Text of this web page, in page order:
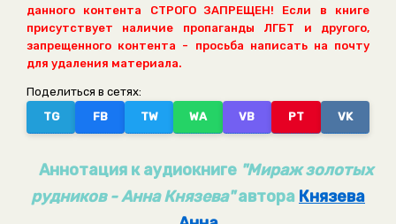
данного контента СТРОГО ЗАПРЕЩЕН! Если в книге
присутствует наличие пропаганды ЛГБТ и другого,
запрещенного контента - просьба написать на почту
для удаления материала.
Поделиться в сетях:
TG
FB TW WA VB PT VK
Аннотация к аудиокниге "Мираж золотых
рудников - Анна Князева"автора Князева